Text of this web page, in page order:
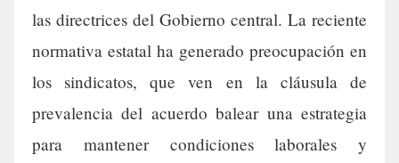
las directrices del Gobierno central. La reciente
normativa estatal ha generado preocupación en
los sindicatos, que ven en la cláusula de
prevalencia del acuerdo balear una estrategia
para mantener condiciones laborales y